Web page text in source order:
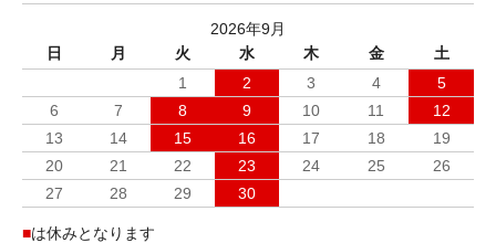
2026年9月
日
月 火 水 木 金
土
1
2 3 4
5
6
7 8 9 10 11
12
13
14 15 16 17 18
19
20
21 22 23 24 25
26
27
28 29 30
■は休みとなります